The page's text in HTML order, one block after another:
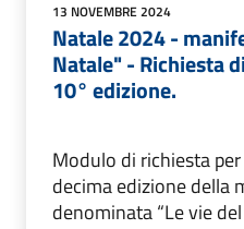
13 NOVEMBRE 2024
Natale 2024 -
Natale" - Richiesta
10° edizione.
Modulo di richiesta
decima edizione della
denominata “Le vie